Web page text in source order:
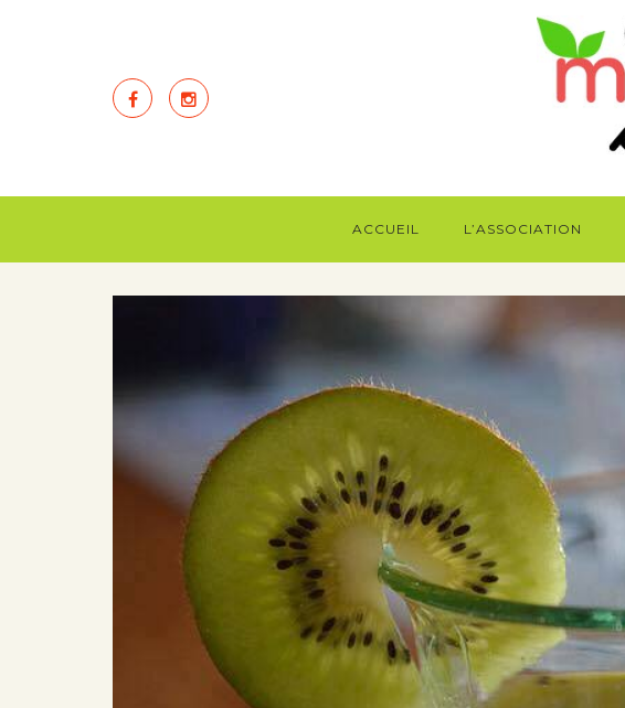
ACCUEIL L’ASSOCIATION